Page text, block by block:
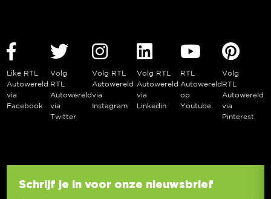
Like RTL
Autowereld
via
Facebook
Volg
RTL
Autowereld
via
Twitter
Volg RTL
Autowereld
via
Instagram
Volg RTL
Autowereld
via
Linkedin
RTL
Autowereld
op
Youtube
Volg
RTL
Autowereld
via
Pinterest
Schrijf je in voor onze nieuwsbrief